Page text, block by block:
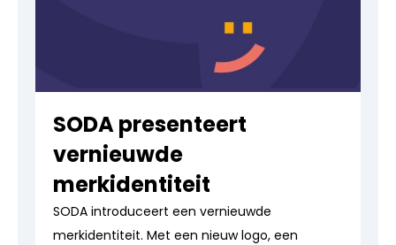
SODA presenteert
vernieuwde
merkidentiteit
SODA introduceert een vernieuwde
merkidentiteit. Met een nieuw logo, een